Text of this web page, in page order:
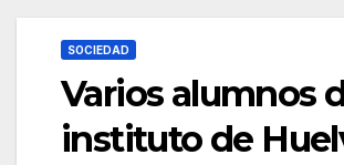
SOCIEDAD
Varios alumnos
instituto de